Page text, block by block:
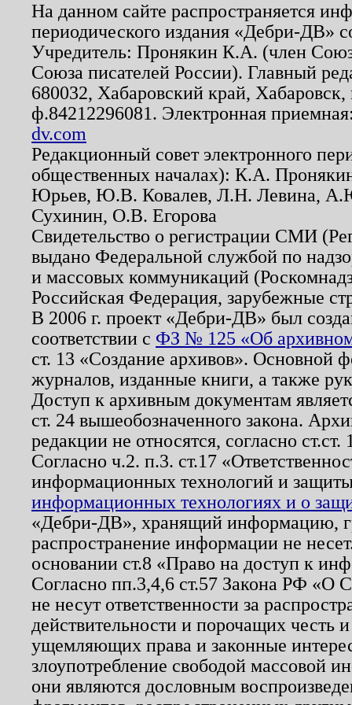
На данном сайте распространяется
периодического издания «Дебри-ДВ»
Учредитель: Пронякин К.А. (член
Союза писателей России). Главный
680032, Хабаровский край,
ф.84212296081. Электронная
dv.com
Редакционный совет электронного
общественных началах): К.А.
Юрьев, Ю.В. Ковалев, Л.Н. Левина,
Сухинин, О.В. Егорова
Свидетельство о регистрации СМИ
выдано Федеральной службой по
и массовых коммуникаций
Российская Федерация, зарубежные
В 2006 г. проект «Дебри-ДВ» был
соответствии с ФЗ № 125 «Об
ст. 13 «Создание архивов». Основной
журналов, изданные книги, а также
Доступ к архивным документам
ст. 24 вышеобозначенного закона.
редакции не относятся, согласно
Согласно ч.2. п.3. ст.17
информационных технологий и
информационных технологиях и о
«Дебри-ДВ», хранящий информацию,
распространение информации не
основании ст.8 «Право на доступ к
Согласно пп.3,4,6 ст.57 Закона РФ «О
не несут ответственности за
действительности и порочащих честь
ущемляющих права и законные
злоупотребление свободой массовой
они являются дословным